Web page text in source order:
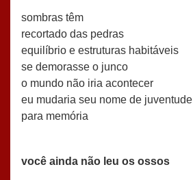
sombras têm
recortado das pedras
equilíbrio e estruturas habitáveis
se demorasse o junco
o mundo não iria acontecer
eu mudaria seu nome de juventude
para memória
você ainda não leu os ossos